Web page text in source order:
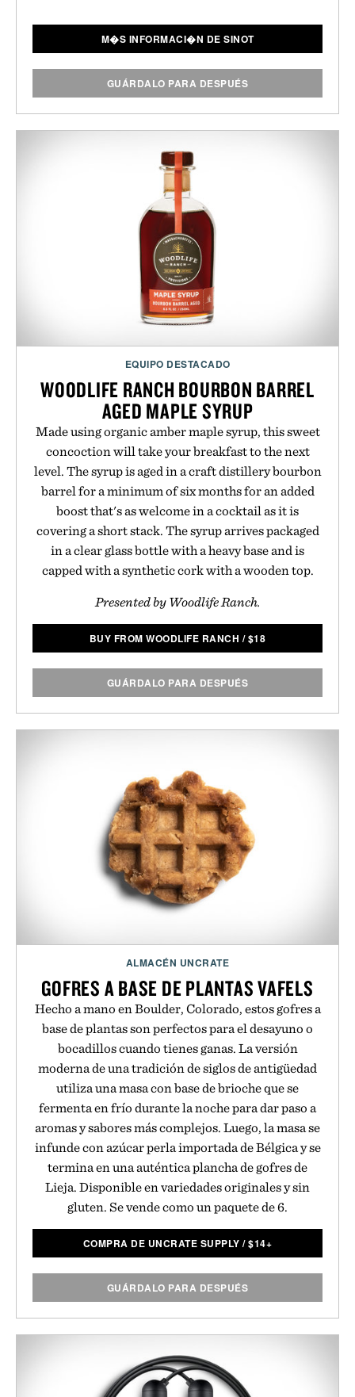
M�S INFORMACI�N DE SINOT
GUÁRDALO PARA DESPUÉS
EQUIPO DESTACADO
WOODLIFE RANCH BOURBON BARREL
AGED MAPLE SYRUP
Made using organic amber maple syrup, this sweet
concoction will take your breakfast to the next
level. The syrup is aged in a craft distillery bourbon
barrel for a minimum of six months for an added
boost that's as welcome in a cocktail as it is
covering a short stack. The syrup arrives packaged
in a clear glass bottle with a heavy base and is
capped with a synthetic cork with a wooden top.
Presented by Woodlife Ranch.
BUY FROM WOODLIFE RANCH /$18
GUÁRDALO PARA DESPUÉS
ALMACÉN UNCRATE
GOFRES A BASE DE PLANTAS VAFELS
Hecho a mano en Boulder, Colorado, estos gofres a
base de plantas son perfectos para el desayuno o
bocadillos cuando tienes ganas. La versión
moderna de una tradición de siglos de antigüedad
utiliza una masa con base de brioche que se
fermenta en frío durante la noche para dar paso a
aromas y sabores más complejos. Luego, la masa se
infunde con azúcar perla importada de Bélgica y se
termina en una auténtica plancha de gofres de
Lieja. Disponible en variedades originales y sin
gluten. Se vende como un paquete de 6.
COMPRA DE UNCRATE SUPPLY /$14+
GUÁRDALO PARA DESPUÉS